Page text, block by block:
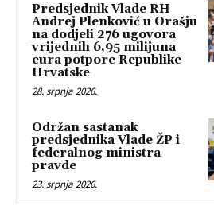
Predsjednik Vlade RH
Andrej Plenković u Orašju
na dodjeli 276 ugovora
vrijednih 6,95 milijuna
eura potpore Republike
Hrvatske
28. srpnja 2026.
Održan sastanak
predsjednika Vlade ŽP i
federalnog ministra
pravde
23. srpnja 2026.